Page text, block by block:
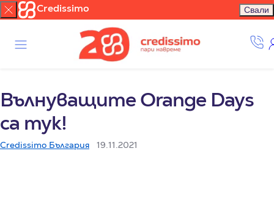
Credissimo Свали
Вълнуващите Orange Days
са тук!
Credissimo България 19.11.2021